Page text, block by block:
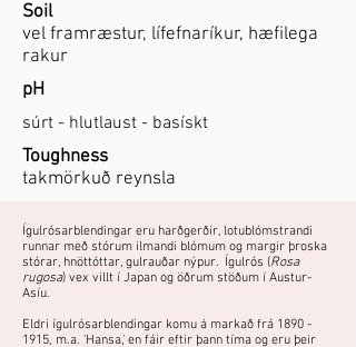
Soil
vel framræstur, lífefnaríkur, hæfilega
rakur
pH
súrt - hlutlaust - basískt
Toughness
takmörkuð reynsla
Ígulrósarblendingar eru harðgerðir, lotublómstrandi
runnar með stórum ilmandi blómum og margir þroska
stórar, hnöttóttar, gulrauðar nýpur. Ígulrós (Rosa
rugosa) vex villt í Japan og öðrum stöðum í Austur-
Asíu.
Eldri ígulrósarblendingar komu á markað frá 1890 -
1915, m.a. 'Hansa,' en fáir eftir þann tíma og eru þeir